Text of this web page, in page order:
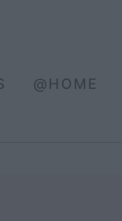
@HOME